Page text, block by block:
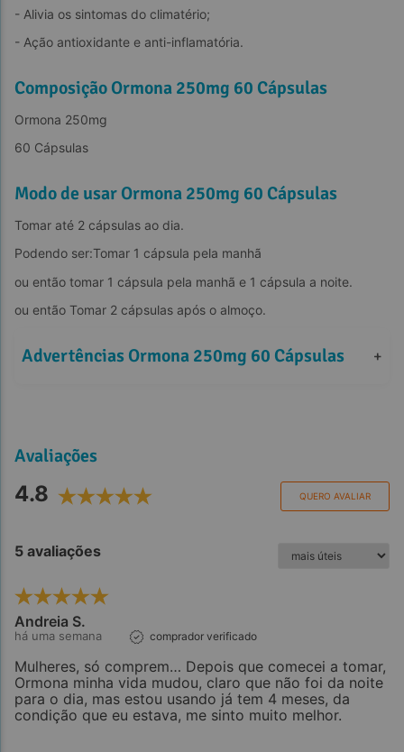
- Alivia os sintomas do climatério;
- Ação antioxidante e anti-inflamatória.
Composição Ormona 250mg 60 Cápsulas
Ormona 250mg
60 Cápsulas
Modo de usar Ormona 250mg 60 Cápsulas
Tomar até 2 cápsulas ao dia.
Podendo ser:Tomar 1 cápsula pela manhã
ou então tomar 1 cápsula pela manhã e 1 cápsula a noite.
ou então Tomar 2 cápsulas após o almoço.
Advertências Ormona 250mg 60 Cápsulas +
Avaliações
4.8 QUERO AVALIAR
5 avaliações
Andreia S.
há uma semana comprador verificado
Mulheres, só comprem… Depois que comecei a tomar,
Ormona minha vida mudou, claro que não foi da noite
para o dia, mas estou usando já tem 4 meses, da
condição que eu estava, me sinto muito melhor.